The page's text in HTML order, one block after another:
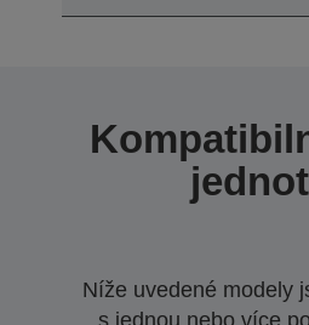
Níže uvedené modely